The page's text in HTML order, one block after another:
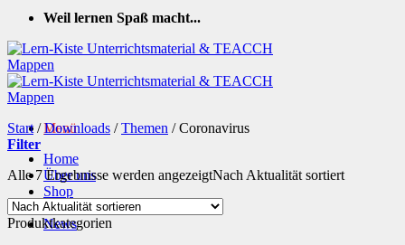
Weil lernen Spaß macht...
Menü
Home
Über uns
Shop
Info
News
Start / Downloads / Themen /Coronavirus
Filter
Alle 7 Ergebnisse werden angezeigtNach Aktualität sortiert
Produktkategorien